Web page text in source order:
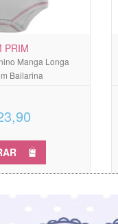
PRIM
Manga Longa
Bailarina